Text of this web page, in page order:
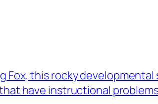
Fox, this rocky
have instructional